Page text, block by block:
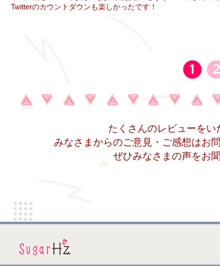
Twitterのカウントダウンも楽しかったです！
たくさんのレビューを
みなさまからのご意見・ご感想はお
ぜひみなさまの声をお